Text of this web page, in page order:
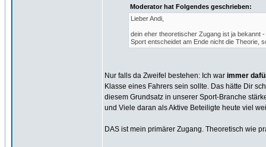
Moderator hat Folgendes geschrieben:
Lieber Andi,
dein eher theoretischer Zugang ist ja bekannt
Sport entscheidet am Ende nicht die Theorie,
Nur falls da Zweifel bestehen: Ich war immer
Klasse eines Fahrers sein sollte. Das hätte Dir
diesem Grundsatz in unserer Sport-Branche
und Viele daran als Aktive Beteiligte heute viel
DAS ist mein primärer Zugang. Theoretisch wie